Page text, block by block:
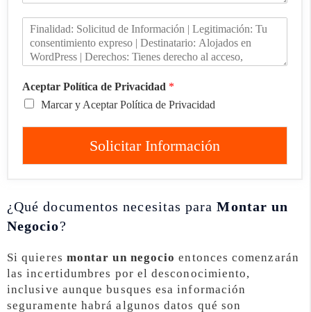
Aceptar Política de Privacidad *
Marcar y Aceptar Política de Privacidad
Solicitar Información
¿Qué documentos necesitas paraMontar un
Negocio?
Si quieres montar un negocio entonces comenzarán
las incertidumbres por el desconocimiento,
inclusive aunque busques esa información
seguramente habrá algunos datos qué son